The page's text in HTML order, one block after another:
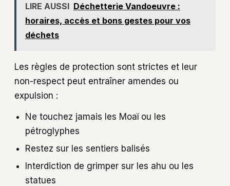
LIRE AUSSI Déchetterie Vandoeuvre :
horaires, accès et bons gestes pour vos
déchets
Les règles de protection sont strictes et leur
non-respect peut entraîner amendes ou
expulsion :
Ne touchez jamais les Moaï ou les
pétroglyphes
Restez sur les sentiers balisés
Interdiction de grimper sur les ahu ou les
statues